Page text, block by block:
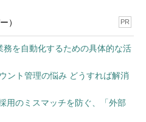
） PR
務を自動化するための具体的な活
ント管理の悩み どうすれば解消
用のミスマッチを防ぐ、「外部